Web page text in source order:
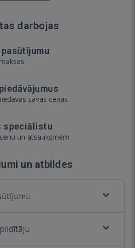
darbojas
savas cenas
speciālistu
un atsauksmēm
un atbildes